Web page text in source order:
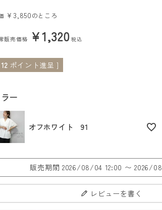
¥3,850のところ
販売価格 ¥1,320 税込
12 ポイント進呈 ]
ー
オフホワイト 91
販売期間 2026/08/04 12:00 〜 2026/
レビューを書く